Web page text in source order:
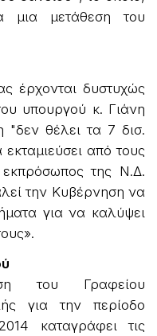
μια μετάθεση του
έρχονται δυστυχώς
υπουργού κ. Γιάνη
"δεν θέλει τα 7 δισ.
από τους
της Ν.Δ.
την Κυβέρνηση να
για να καλύψει
του Γραφείου
για την περίοδο
καταγράφει τις